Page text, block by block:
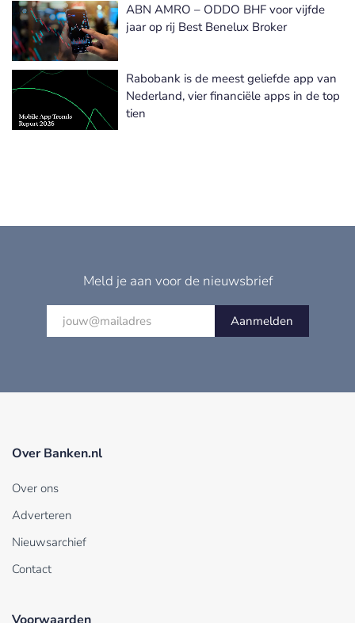
ABN AMRO – ODDO BHF voor vijfde
jaar op rij Best Benelux Broker
Rabobank is de meest geliefde app van
Nederland, vier financiële apps in de top
tien
Meld je aan voor de nieuwsbrief
Aanmelden
Over Banken.nl
Over ons
Adverteren
Nieuwsarchief
Contact
Voorwaarden